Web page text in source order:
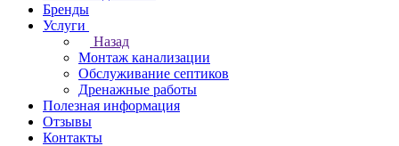
Бренды
Услуги
Назад
Монтаж канализации
Обслуживание септиков
Дренажные работы
Полезная информация
Отзывы
Контакты